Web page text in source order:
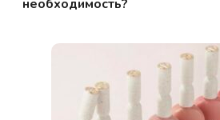
необходимость?